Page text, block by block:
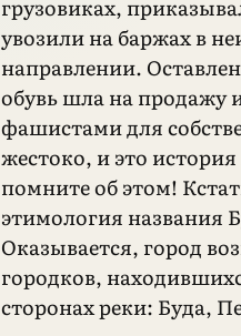
грузовиках,
увозили на баржах в
направлении.
обувь шла на продажу
фашистами для
жестоко, и это
помните об этом!
этимология названия
Оказывается, город
городков,
сторонах реки: Буда,